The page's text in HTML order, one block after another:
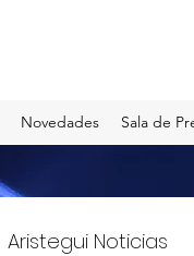
Novedades Sala de
Aristegui Noticias